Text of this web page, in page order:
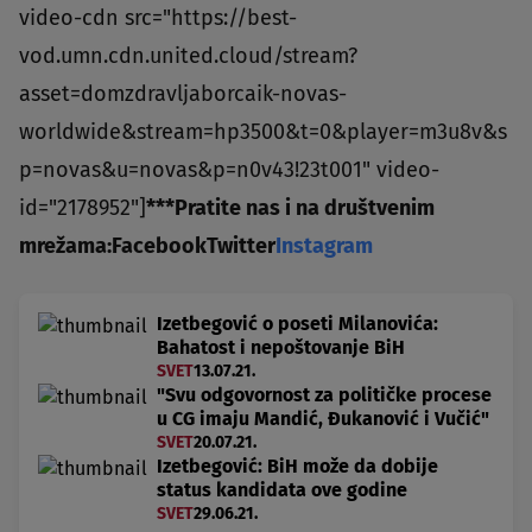
video-cdn src="https://best-
vod.umn.cdn.united.cloud/stream?
asset=domzdravljaborcaik-novas-
worldwide&stream=hp3500&t=0&player=m3u8v&s
p=novas&u=novas&p=n0v43!23t001" video-
id="2178952"]***Pratite nas i na društvenim
mrežama:FacebookTwitterInstagram
Izetbegović o poseti Milanovića:
Bahatost i nepoštovanje BiH
SVET13.07.21.
"Svu odgovornost za političke procese
u CG imaju Mandić, Đukanović i Vučić"
SVET20.07.21.
Izetbegović: BiH može da dobije
status kandidata ove godine
SVET29.06.21.